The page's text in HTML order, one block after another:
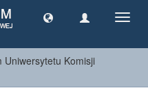
Komisji